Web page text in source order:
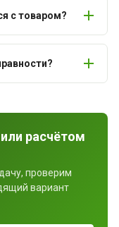
с товаром?
расчётом
проверим
вариант